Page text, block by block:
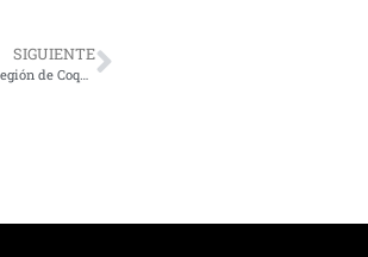
SIGUIENTE
Invitan a participar en “Compite Sostenible”, el evento empresarial más grande de la Región de Coquimbo